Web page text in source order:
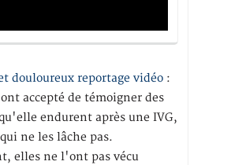
douloureux reportage vidéo :
accepté de témoigner des
endurent après une IVG,
ne les lâche pas.
elles ne l'ont pas vécu